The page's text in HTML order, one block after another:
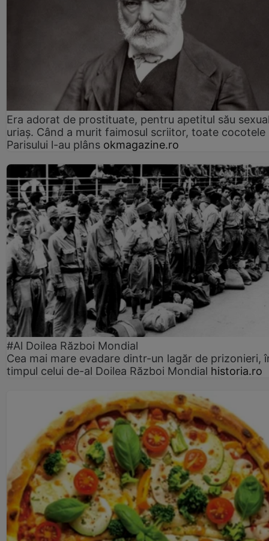
Era adorat de prostituate, pentru apetitul său
uriaș. Când a murit faimosul scriitor, toate cocotele
Parisului l-au plâns okmagazine.ro
#Al Doilea Război Mondial
Cea mai mare evadare dintr-un lagăr de prizonieri,
timpul celui de-al Doilea Război Mondial historia.ro